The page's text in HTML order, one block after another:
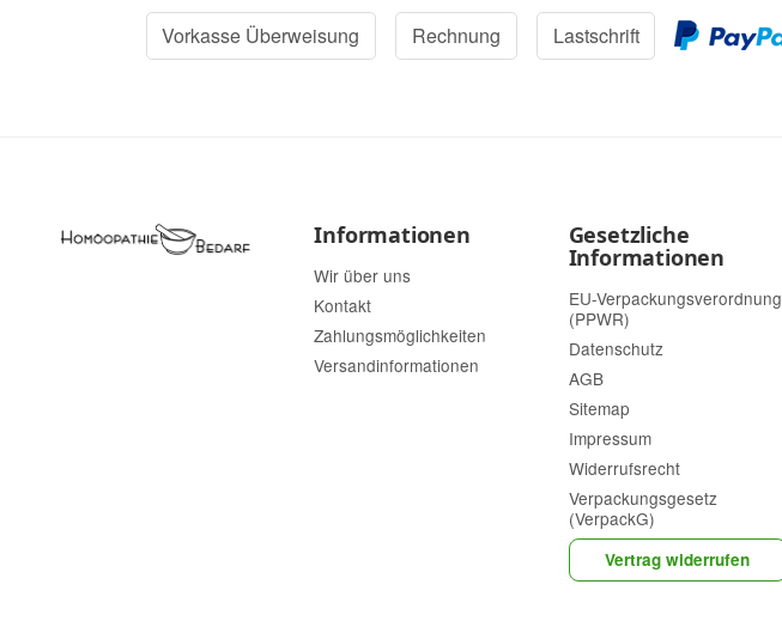
Vorkasse Überweisung Rechnung Lastschrift
Informationen
Wir über uns
Kontakt
Zahlungsmöglichkeiten
Versandinformationen
Gesetzliche
Informationen
EU-Verpackungsverordnung
(PPWR)
Datenschutz
AGB
Sitemap
Impressum
Widerrufsrecht
Verpackungsgesetz
(VerpackG)
Vertrag widerrufen